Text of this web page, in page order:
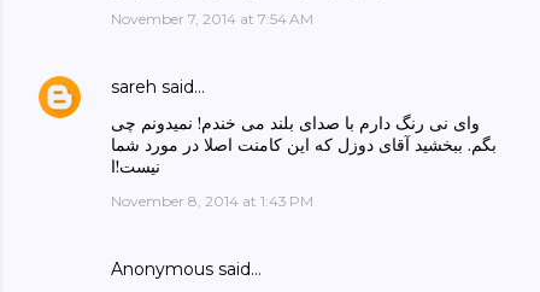
November 7, 2014 at 7:54 AM
sareh said…
وای نی رنگ دارم با صدای بلند می خندم! نمیدونم چی
بگم. ببخشید آقای دوزل که این کامنت اصلا در مورد شما
نیست!ا
November 8, 2014 at 1:43 PM
Anonymous said…